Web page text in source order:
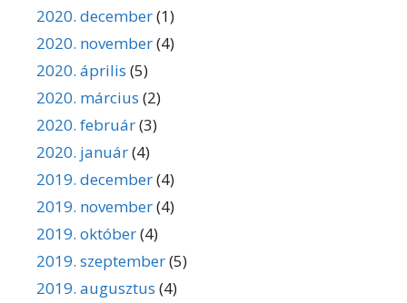
2020. december(1)
2020. november(4)
2020. április (5)
2020. március (2)
2020. február(3)
2020. január(4)
2019. december(4)
2019. november(4)
2019. október(4)
2019. szeptember(5)
2019. augusztus (4)